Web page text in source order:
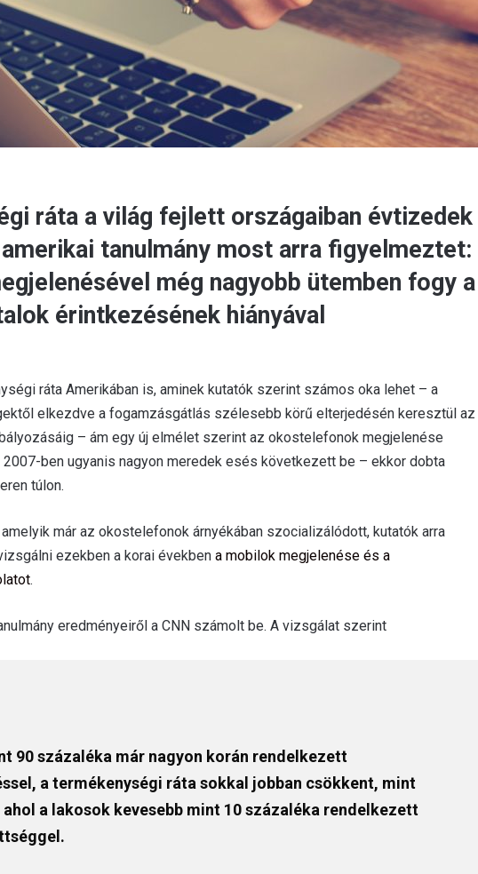
ráta a világ fejlett országaiban évtizedek
tanulmány most arra figyelmeztet:
még nagyobb ütemben fogy a
érintkezésének hiányával
ráta Amerikában is, aminek kutatók szerint számos oka lehet – a
elkezdve a fogamzásgátlás szélesebb körű elterjedésén keresztül az
– ám egy új elmélet szerint az okostelefonok megjelenése
ben ugyanis nagyon meredek esés következett be – ekkor dobta
túlon.
már az okostelefonok árnyékában szocializálódott, kutatók arra
ezekben a korai években a mobilok megjelenése és a
.
eredményeiről a CNN számolt be. A vizsgálat szerint
90 százaléka már nagyon korán rendelkezett
a termékenységi ráta sokkal jobban csökkent, mint
a lakosok kevesebb mint 10 százaléka rendelkezett